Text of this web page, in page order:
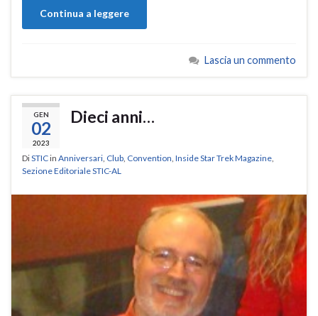
Continua a leggere
Lascia un commento
GEN
02
2023
Dieci anni…
DiSTICin Anniversari, Club, Convention, Inside Star Trek Magazine,
Sezione Editoriale STIC-AL